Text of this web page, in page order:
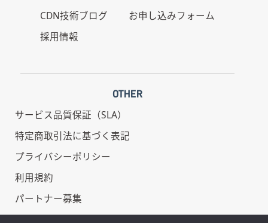
CDN技術ブログ
採用情報
お申し込みフォーム
OTHER
サービス品質保証（SLA）
特定商取引法に基づく表記
プライバシーポリシー
利用規約
パートナー募集
情報セキュリティ基本方針